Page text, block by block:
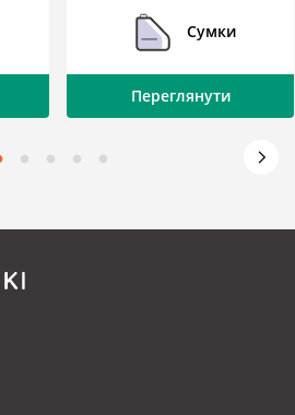
Сумки
Переглянути